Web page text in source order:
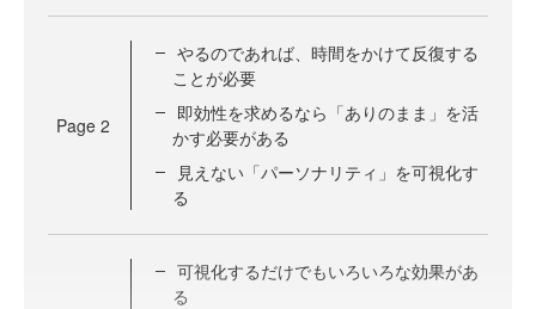
Page 2
やるのであれば、時間をかけて反復する
ことが必要
即効性を求めるなら「ありのまま」を活
かす必要がある
見えない「パーソナリティ」を可視化す
る
可視化するだけでもいろいろな効果があ
る